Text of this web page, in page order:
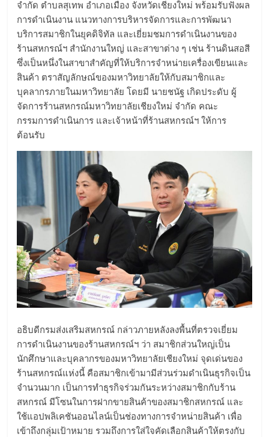
จำกัด ตำบลสุเทพ อำเภอเมือง จังหวัดเชียงใหม่ พร้อมรับฟังผล
การดำเนินงาน แนวทางการบริหารจัดการและการพัฒนา
บริการสมาชิกในยุคดิจิทัล และเยี่ยมชมการดำเนินงานของ
ร้านสหกรณ์ฯ สำนักงานใหญ่ และสาขาต่าง ๆ เช่น ร้านดินสอสี
ซึ่งเป็นหนึ่งในสาขาสำคัญที่ให้บริการจำหน่ายเครื่องเขียนและ
สินค้า ตราสัญลักษณ์ของมหาวิทยาลัยให้กับสมาชิกและ
บุคลากรภายในมหาวิทยาลัย โดยมี นายชนัฐ เกิดประดับ ผู้
จัดการร้านสหกรณ์มหาวิทยาลัยเชียงใหม่ จำกัด คณะ
กรรมการดำเนินการ และเจ้าหน้าที่ร้านสหกรณ์ฯ ให้การ
ต้อนรับ
อธิบดีกรมส่งเสริมสหกรณ์ กล่าวภายหลังลงพื้นที่ตรวจเยี่ยม
การดำเนินงานของร้านสหกรณ์ฯ ว่า สมาชิกส่วนใหญ่เป็น
นักศึกษาและบุคลากรของมหาวิทยาลัยเชียงใหม่ จุดเด่นของ
ร้านสหกรณ์แห่งนี้ คือสมาชิกเข้ามามีส่วนร่วมดำเนินธุรกิจเป็น
จำนวนมาก เป็นการทำธุรกิจร่วมกันระหว่างสมาชิกกับร้าน
สหกรณ์ มีโซนในการฝากขายสินค้าของสมาชิกสหกรณ์ และ
ใช้แอปพลิเคชันออนไลน์เป็นช่องทางการจำหน่ายสินค้า เพื่อ
เข้าถึงกลุ่มเป้าหมาย รวมถึงการใส่ใจคัดเลือกสินค้าให้ตรงกับ